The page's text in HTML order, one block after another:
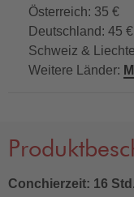
Österreich: 35 €
Deutschland: 45 €
Schweiz &
Weitere Länder:
Conchierzeit: 16